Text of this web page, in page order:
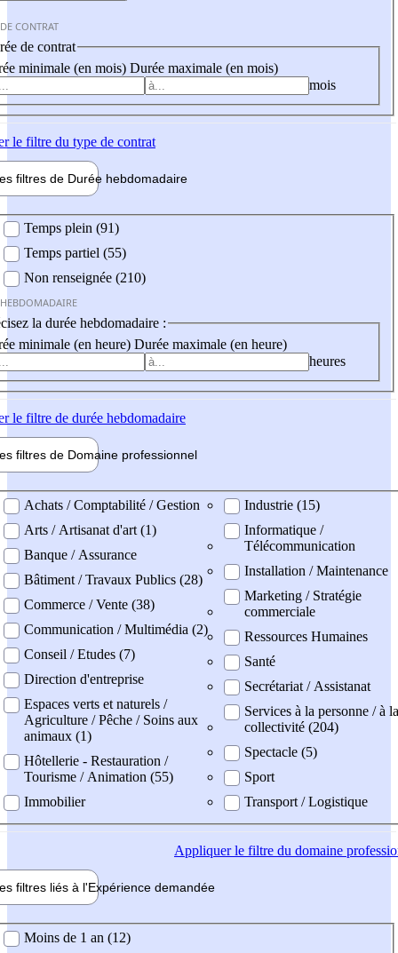
CONTRAT
de contrat
minimale (en mois) Durée maximale (en mois)
mois
le filtre du type de contrat
filtres de Durée hebdomadaire
Temps plein (91)
Temps partiel (55)
Non renseignée (210)
la durée hebdomadaire :
minimale (en heure) Durée maximale (en heure)
heures
le filtre de durée hebdomadaire
filtres de Domaine professionnel
professionel
Achats / Comptabilité / Gestion
Arts / Artisanat d'art (1)
Banque / Assurance
Bâtiment / Travaux Publics (28)
Commerce / Vente (38)
Communication / Multimédia (2)
Conseil / Etudes (7)
Direction d'entreprise
Espaces verts et naturels /
Agriculture / Pêche / Soins aux
animaux (1)
Hôtellerie - Restauration /
Tourisme / Animation (55)
Immobilier
Industrie (15)
Informatique /
Télécommunication
Installation / Maintenance
Marketing / Stratégie
commerciale
Ressources Humaines
Santé
Secrétariat / Assistanat
Services à la personne / à la
collectivité (204)
Spectacle (5)
Sport
Transport / Logistique
Appliquerle filtre du domaine
filtres liés à l'Expérience demandée
demandée
Moins de 1 an (12)